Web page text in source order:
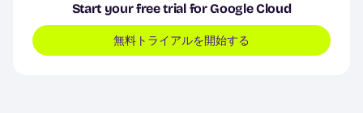
Start your free trial for Google Cloud
無料トライアルを開始する